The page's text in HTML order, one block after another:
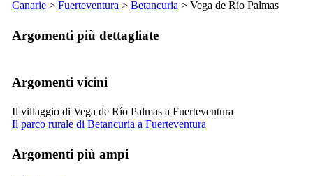
Canarie > Fuerteventura > Betancuria > Vega de Río Palmas
Argomenti più dettagliate
Argomenti vicini
Il villaggio di Vega de Río Palmas a Fuerteventura
Il parco rurale di Betancuria a Fuerteventura
Argomenti più ampi